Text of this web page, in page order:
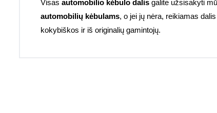
Visas automobilio kėbulo dalis galite užsisakyti
automobilių kėbulams, o jei jų nėra, reikiamas
kokybiškos ir iš originalių gamintojų.